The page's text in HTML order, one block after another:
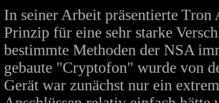
In seiner Arbeit präsentierte Tron
Prinzip für eine sehr starke
bestimmte Methoden der NSA
gebaute "Cryptofon" wurde von
Gerät war zunächst nur ein